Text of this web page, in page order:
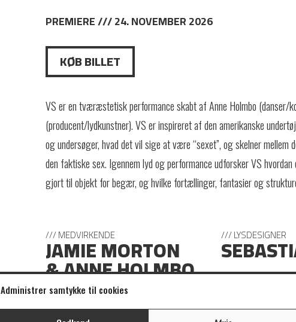
Administrer samtykke til cookies
PREMIERE /// 24. NOVEMBER 2026
KØB BILLET
VS er en tværæstetisk performance skabt af Anne Holmbo (danser/
(producent/lydkunstner). VS er inspireret af den amerikanske
og undersøger, hvad det vil sige at være “sexet”, og skelner
den faktiske sex. Igennem lyd og performance udforsker VS
gjort til objekt for begær, og hvilke fortællinger, fantasier og
/// MEDVIRKENDE
JAMIE MORTON
& ANNE HOLMBO
/// LYSDESIGNER